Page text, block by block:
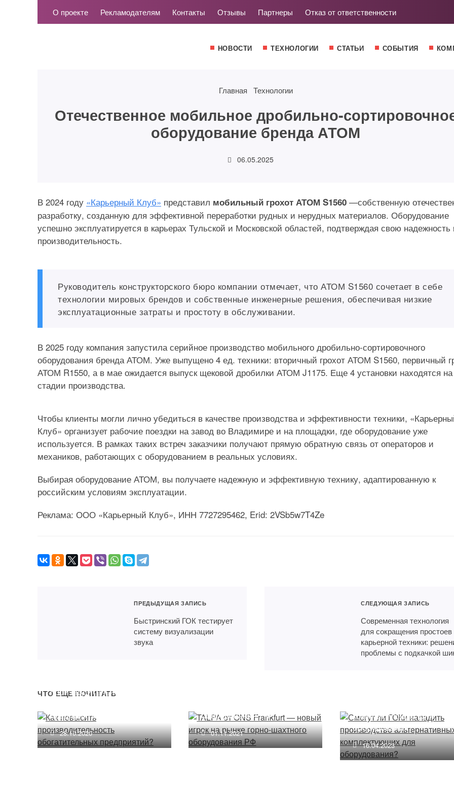
О проекте Рекламодателям Контакты Отзывы Партнеры Отказ от ответственности
НОВОСТИ ТЕХНОЛОГИИ СТАТЬИ СОБЫТИЯ
Главная Технологии
Отечественное мобильное дробильно-
оборудование бренда АТОМ
06.05.2025
В 2024 году «Карьерный Клуб» представил мобильный грохот АТОМ S1560 —собственную
разработку, созданную для эффективной переработки рудных и нерудных материалов. Оборудование
успешно эксплуатируется в карьерах Тульской и Московской областей, подтверждая свою надежность
производительность.
Руководитель конструкторского бюро компании отмечает, что АТОМ S1560 сочетает в себе
технологии мировых брендов и собственные инженерные решения, обеспечивая низкие
эксплуатационные затраты и простоту в обслуживании.
В 2025 году компания запустила серийное производство мобильного дробильно-сортировочного
оборудования бренда АТОМ. Уже выпущено 4 ед. техники: вторичный грохот АТОМ S1560, первичный
АТОМ R1550, а в мае ожидается выпуск щековой дробилки АТОМ J1175. Еще 4 установки находятся на
стадии производства.
Чтобы клиенты могли лично убедиться в качестве производства и эффективности техники,
Клуб» организует рабочие поездки на завод во Владимире и на площадки, где оборудование уже
используется. В рамках таких встреч заказчики получают прямую обратную связь от операторов и
механиков, работающих с оборудованием в реальных условиях.
Выбирая оборудование АТОМ, вы получаете надежную и эффективную технику, адаптированную к
российским условиям эксплуатации.
Реклама: ООО «Карьерный Клуб», ИНН 7727295462, Erid: 2VSb5w7T4Ze
ПРЕДЫДУЩАЯ ЗАПИСЬ
Быстринский ГОК тестирует
систему визуализации
звука
СЛЕДУЮЩАЯ ЗАПИСЬ
Современная технология
для сокращения простоев
карьерной техники:
проблемы с подкачкой
ЧТО ЕЩЕ ПОЧИТАТЬ
производительность
предприятий?
28.10.2020
оборудования РФ
01.11.2021
комплектующих для
оборудования?
16.04.2023